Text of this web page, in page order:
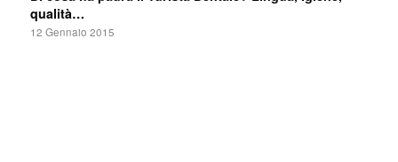
qualità…
12 Gennaio 2015